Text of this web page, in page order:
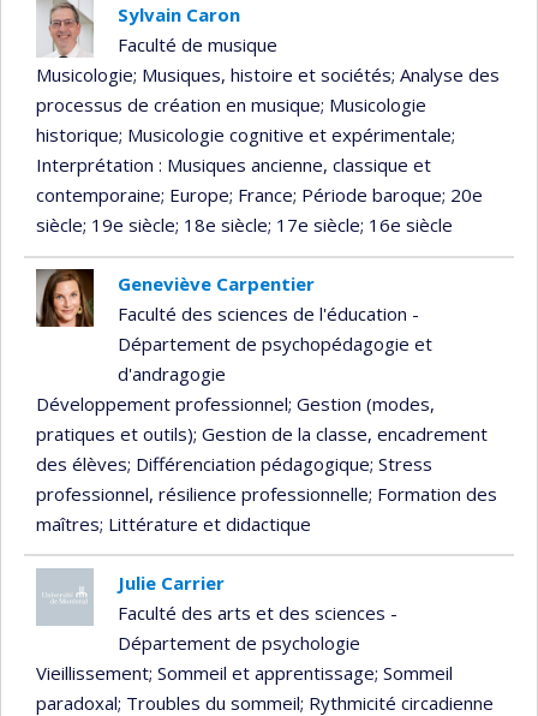
Sylvain Caron
Faculté de musique
Musicologie; Musiques, histoire et sociétés; Analyse des
processus de création en musique; Musicologie
historique; Musicologie cognitive et expérimentale;
Interprétation : Musiques ancienne, classique et
contemporaine; Europe; France; Période baroque; 20e
siècle; 19e siècle; 18e siècle; 17e siècle; 16e siècle
Geneviève Carpentier
Faculté des sciences de l'éducation -
Département de psychopédagogie et
d'andragogie
Développement professionnel; Gestion (modes,
pratiques et outils); Gestion de la classe, encadrement
des élèves; Différenciation pédagogique; Stress
professionnel, résilience professionnelle; Formation des
maîtres; Littérature et didactique
Julie Carrier
Faculté des arts et des sciences -
Département de psychologie
Vieillissement; Sommeil et apprentissage; Sommeil
paradoxal; Troubles du sommeil; Rythmicité circadienne